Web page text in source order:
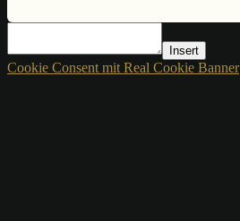
Insert
Cookie Consent mit Real Cookie Banner